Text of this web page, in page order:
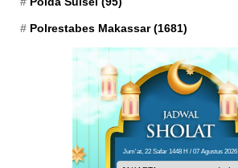
Polrestabes Makassar(1681)
Jum'at, 22 Safar 1448 H / 07 Agustus 2026